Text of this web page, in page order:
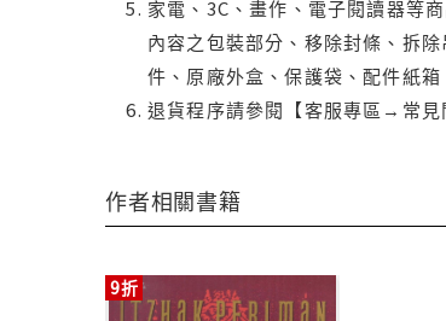
家電、3C、畫作、電子閱讀器等
內容之包裝部分、移除封條、拆
件、原廠外盒、保護袋、配件紙
退貨程序請參閱【客服專區→常
作者相關書籍
9折